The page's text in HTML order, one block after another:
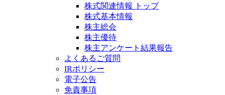
株式関連情報 トップ
株式基本情報
株主総会
株主優待
株主アンケート結果報告
よくあるご質問
IRポリシー
電子公告
免責事項